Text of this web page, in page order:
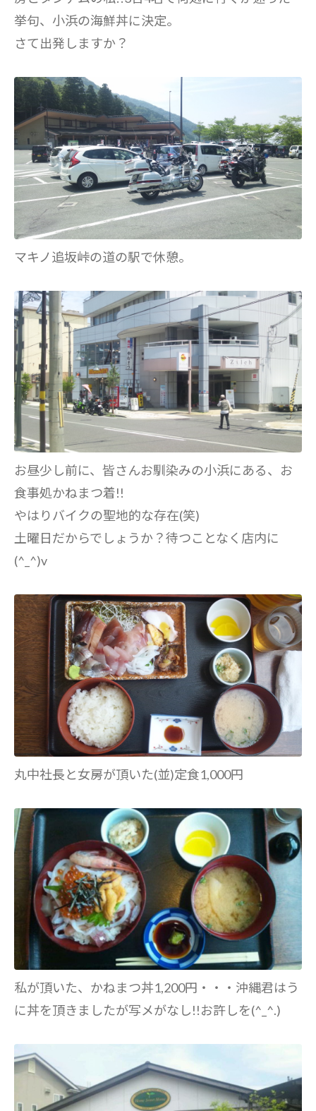
挙句、小浜の海鮮丼に決定。
さて出発しますか？
マキノ追坂峠の道の駅で休憩。
お昼少し前に、皆さんお馴染みの小浜にある、お
食事処かねまつ着!!
やはりバイクの聖地的な存在(笑)
土曜日だからでしょうか？待つことなく店内に
(^_^)v
丸中社長と女房が頂いた(並)定食1,000円
私が頂いた、かねまつ丼1,200円・・・沖縄君はう
に丼を頂きましたが写メがなし!!お許しを(^_^.)